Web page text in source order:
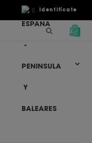
Identifícate
€